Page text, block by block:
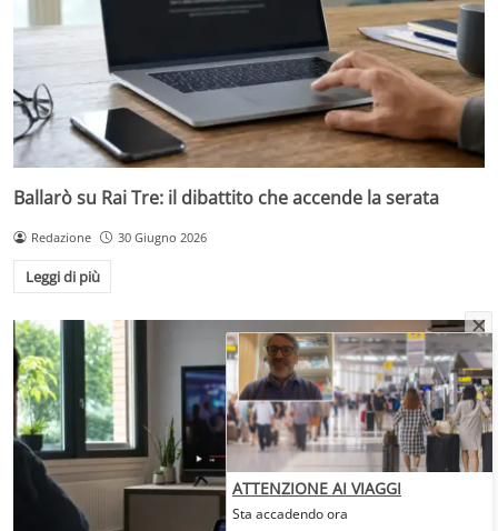
Ballarò su Rai Tre: il dibattito che accende la serata
Redazione 30 Giugno 2026
Leggi di più
ATTENZIONE AI VIAGGI
Sta accadendo ora